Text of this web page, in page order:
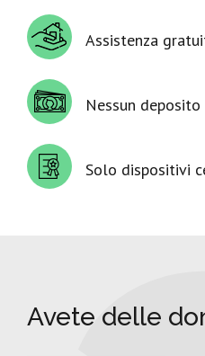
Assistenza
Nessun
Solo dispositivi
Avete delle